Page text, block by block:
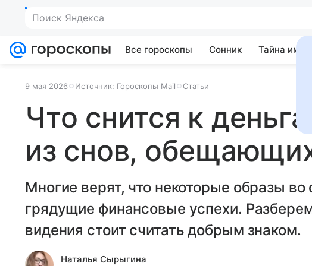
Поиск Яндекса
Все гороскопы Сонник Тайна имени
9 мая 2026 Источник: Гороскопы Mail Статьи
Что снится к
из снов,
Многие верят, что некоторые образы во
грядущие финансовые успехи.
видения стоит считать добрым знаком.
Наталья Сырыгина